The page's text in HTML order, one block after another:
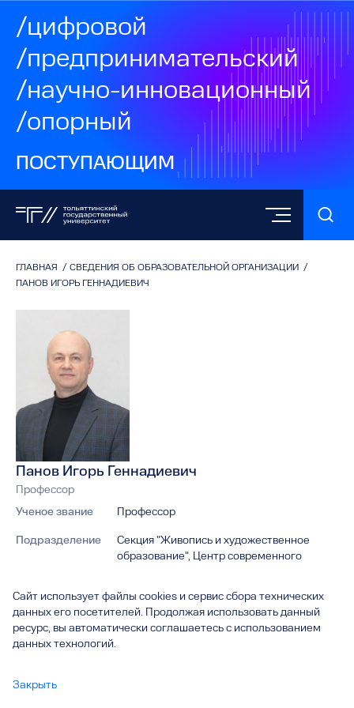
/цифровой
/предпринимательский
/научно-инновационный
/опорный
ПОСТУПАЮЩИМ
ГЛАВНАЯ / СВЕДЕНИЯ ОБ ОБРАЗОВАТЕЛЬНОЙ ОРГАНИЗАЦИИ /
ПАНОВ ИГОРЬ ГЕННАДИЕВИЧ
Панов Игорь Геннадиевич
Профессор
Ученое звание
Профессор
Подразделение
Секция "Живопись и художественное
образование", Центр современного
Родился 10 апреля 1969 года.
Сайт использует файлы cookies и сервис сбора технических
данных его посетителей. Продолжая использовать данный
ресурс, вы автоматически соглашаетесь с использованием
данных технологий.
Закрыть